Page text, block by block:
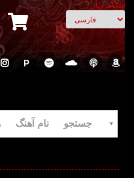
انتخاب زبان
P
جستجو نام آهنگ